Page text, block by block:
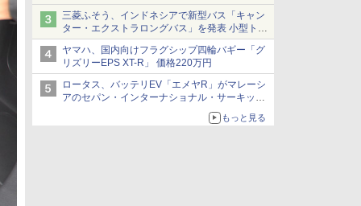
てこられる」ランドクルーザーで命をつなぐ
三菱ふそう、インドネシアで新型バス「キャン
ター・エクストラロングバス」を発表 小型トラ
ックベースの観光・旅客輸送向けバス
ヤマハ、国内向けフラグシップ四輪バギー「グ
リズリーEPS XT-R」 価格220万円
ロータス、バッテリEV「エメヤR」がマレーシ
アのセパン・インターナショナル・サーキット
もっと見る